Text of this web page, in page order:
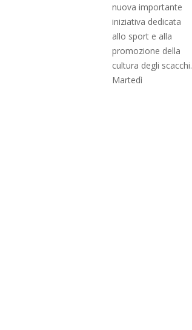
nuova importante
iniziativa dedicata
allo sport e alla
promozione della
cultura degli scacchi.
Martedì